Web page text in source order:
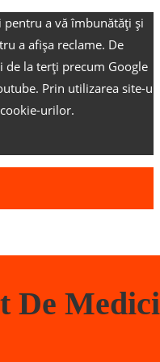
pentru a vă îmbunătăți și
a afișa reclame. De
de la terți precum Google
Prin utilizarea site-
urilor.
De